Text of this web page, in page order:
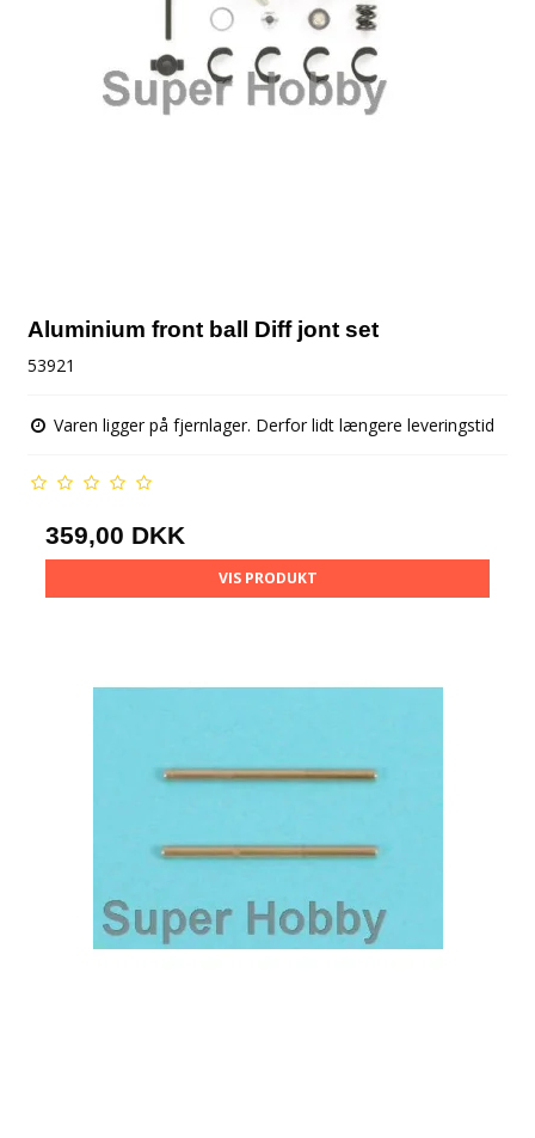
Aluminium front ball Diff jont set
53921
Varen ligger på fjernlager. Derfor lidt længere leveringstid
359,00 DKK
VIS PRODUKT